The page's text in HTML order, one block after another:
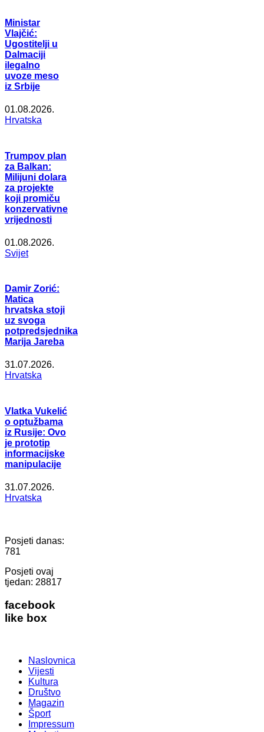
Ministar
Vlajčić:
Ugostitelji u
Dalmaciji
ilegalno
uvoze meso
iz Srbije
01.08.2026.
Hrvatska
Trumpov plan
za Balkan:
Milijuni dolara
za projekte
koji promiču
konzervativne
vrijednosti
01.08.2026.
Svijet
Damir Zorić:
Matica
hrvatska stoji
uz svoga
potpredsjednika
Marija Jareba
31.07.2026.
Hrvatska
Vlatka Vukelić
o optužbama
iz Rusije: Ovo
je prototip
informacijske
manipulacije
31.07.2026.
Hrvatska
Posjeti danas:
781
Posjeti ovaj
tjedan: 28817
facebook
like box
Naslovnica
Vijesti
Kultura
Društvo
Magazin
Šport
Impressum